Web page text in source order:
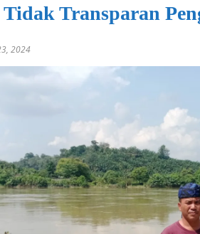
Transparan
2024